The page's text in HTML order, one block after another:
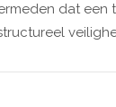
dat een